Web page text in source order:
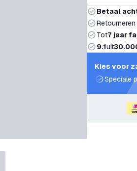
Betaal
Tot7 jaar
9.1uit
Kies voor
Speciale